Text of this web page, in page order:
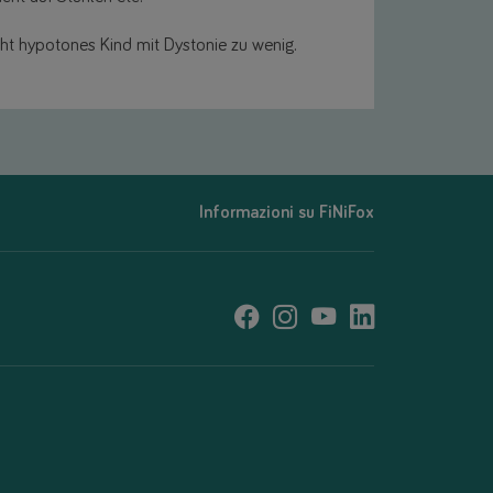
hypotones Kind mit Dystonie zu wenig.
Informazioni su FiNiFox